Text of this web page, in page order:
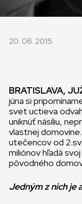
20. 06. 2015
BRATISLAVA,
júna si
svet uctieva
uniknúť násiliu,
vlastnej
utečencov od
miliónov hľadá
pôvodného
Jedným z nich je